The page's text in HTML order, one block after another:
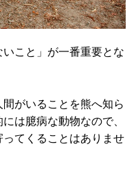
こと」が一番重要とな
がいることを熊へ知ら
は臆病な動物なので、
てくることはありませ